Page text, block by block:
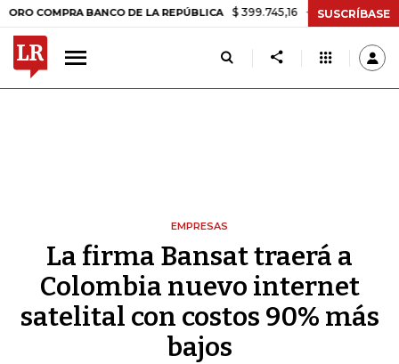
BANCO DE LA REPÚBLICA $ 399.745,16 +$ 2.295,71 +0,58%
SUSCRÍBASE
EMPRESAS
La firma Bansat traerá a
Colombia nuevo internet
satelital con costos 90% más
bajos